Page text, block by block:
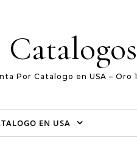
Por Catalogo en USA – Oro
EN USA